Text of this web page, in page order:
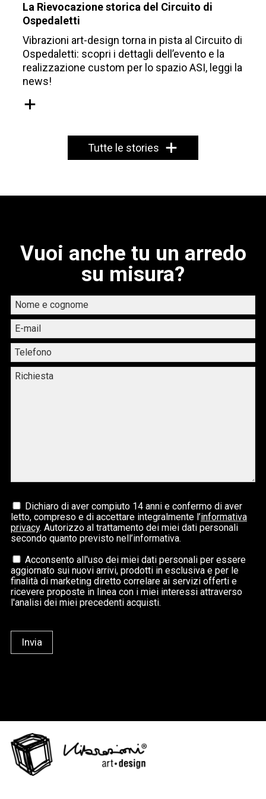
La Rievocazione storica del Circuito di
Ospedaletti
Vibrazioni art-design torna in pista al Circuito di
Ospedaletti: scopri i dettagli dell’evento e la
realizzazione custom per lo spazio ASI, leggi la
news!
+
Tutte le stories +
Vuoi anche tu un arredo
su misura?
Dichiaro di aver compiuto 14 anni e confermo di aver
letto, compreso e di accettare integralmente l’informativa
privacy. Autorizzo al trattamento dei miei dati personali
secondo quanto previsto nell’informativa.
Acconsento all'uso dei miei dati personali per essere
aggiornato sui nuovi arrivi, prodotti in esclusiva e per le
finalità di marketing diretto correlare ai servizi offerti e
ricevere proposte in linea con i miei interessi attraverso
l'analisi dei miei precedenti acquisti.